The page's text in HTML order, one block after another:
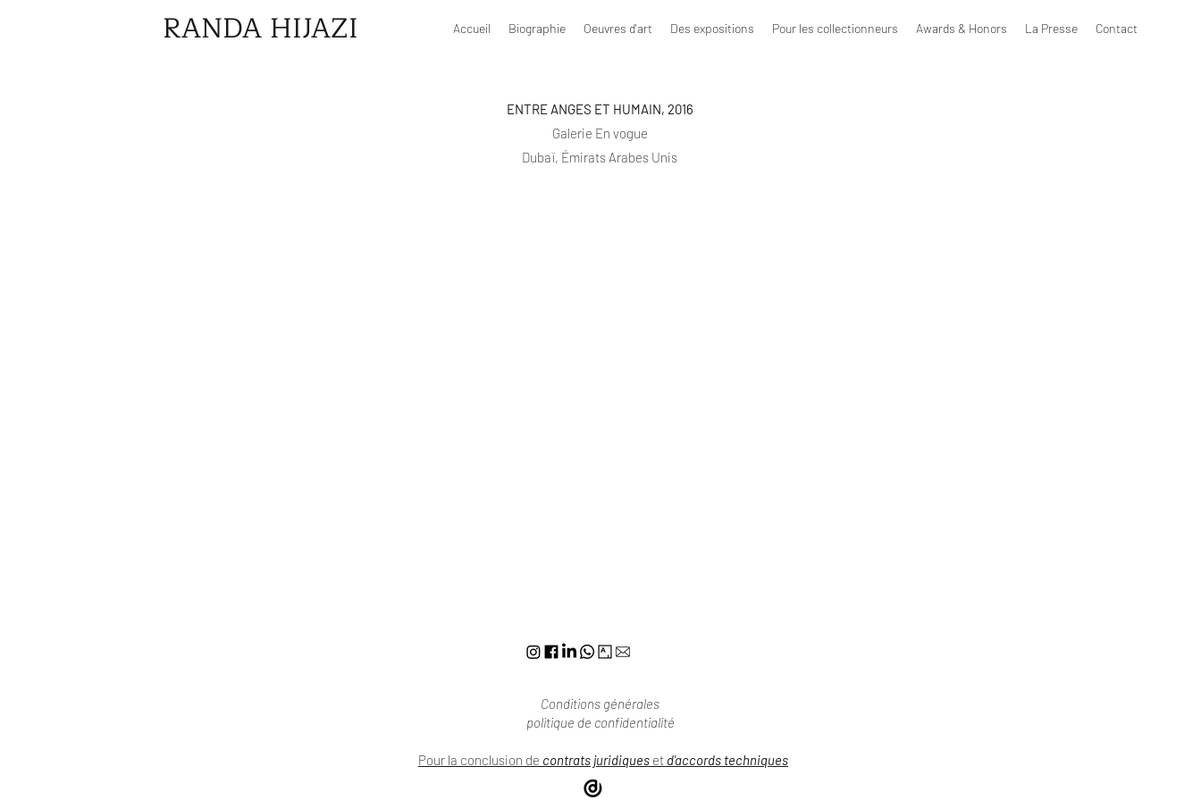
RANDA HIJAZI Accueil Biographie Oeuvres d'art Des expositions Pour les collectionneurs Awards & Honors La Presse Contact
ENTRE ANGES ET HUMAIN, 2016
Galerie En vogue
Dubaï, Émirats Arabes Unis
Conditions générales
politique de confidentialité
Pour la conclusion de contrats juridiques et d'accords techniques